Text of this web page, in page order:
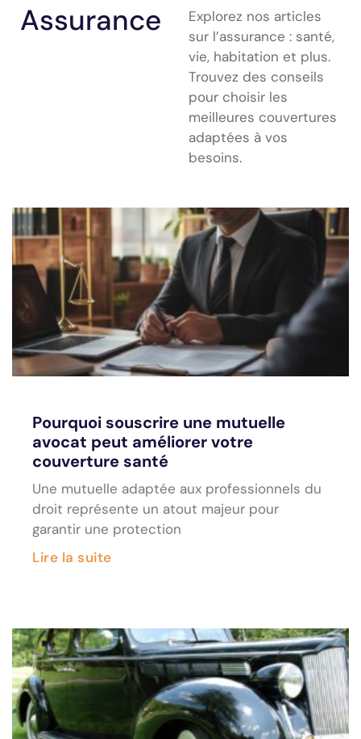
Assurance
Explorez nos articles
sur l’assurance : santé,
vie, habitation et plus.
Trouvez des conseils
pour choisir les
meilleures couvertures
adaptées à vos
besoins.
Pourquoi souscrire une mutuelle
avocat peut améliorer votre
couverture santé
Une mutuelle adaptée aux professionnels du
droit représente un atout majeur pour
garantir une protection
Lire la suite